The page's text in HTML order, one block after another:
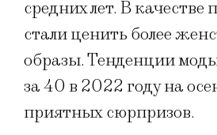
средних лет. В качестве
стали ценить более
образы. Тенденции
за 40 в 2022 году на
приятных сюрпризов.